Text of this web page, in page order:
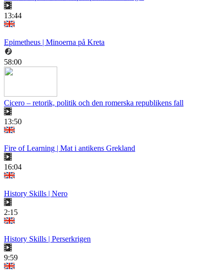
13:44
Epimetheus | Minoerna på Kreta
58:00
Cicero – retorik, politik och den romerska republikens fall
13:50
Fire of Learning | Mat i antikens Grekland
16:04
History Skills | Nero
2:15
History Skills | Perserkrigen
9:59